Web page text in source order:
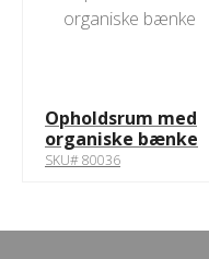
Opholdsrum med
organiske bænke
SKU# 80036